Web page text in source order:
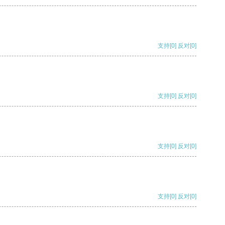
支持[0] 反对[0]
支持[0] 反对[0]
支持[0] 反对[0]
支持[0] 反对[0]